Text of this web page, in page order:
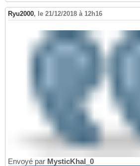
Ryu2000, le 21/12/2018 à 12h16
Envoyé par MysticKhal_0